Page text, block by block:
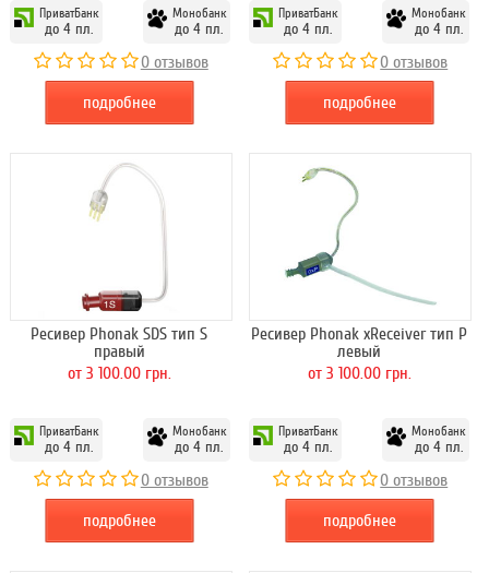
ПриватБанк
до 4 пл.
Монобанк
до 4 пл.
0 отзывов
подробнее
ПриватБанк
до 4 пл.
Монобанк
до 4 пл.
0 отзывов
подробнее
Ресивер Phonak SDS тип S
правый
от 3 100.00 грн.
ПриватБанк
до 4 пл.
Монобанк
до 4 пл.
0 отзывов
подробнее
Ресивер Phonak xReceiver тип P
левый
от 3 100.00 грн.
ПриватБанк
до 4 пл.
Монобанк
до 4 пл.
0 отзывов
подробнее